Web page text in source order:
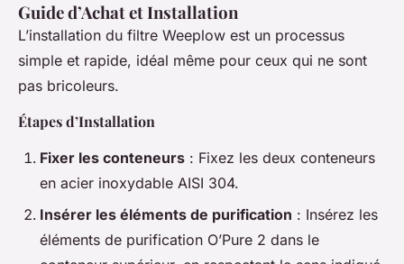
Guide d’Achat et Installation
L’installation du filtre Weeplow est un processus
simple et rapide, idéal même pour ceux qui ne sont
pas bricoleurs.
Étapes d’Installation
Fixer les conteneurs : Fixez les deux conteneurs
en acier inoxydable AISI 304.
Insérer les éléments de purification : Insérez les
éléments de purification O’Pure 2 dans le